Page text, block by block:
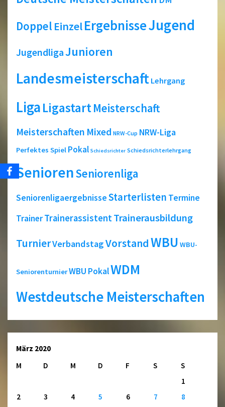
Doppel EinzelErgebnisseJugend
JugendligaJunioren
Landesmeisterschaft Lehrgang
LigaLigastartMeisterschaft
Meisterschaften Mixed NRW-Cup NRW-Liga
Perfektes Spiel Pokal Schiedsrichter Schiedsrichterlehrgang
SeniorenSeniorenliga
SeniorenligaergebnisseStarterlisten Termine
TrainerTrainerassistentTrainerausbildung
TurnierVerbandstagVorstandWBU WBU-
SeniorenturnierWBU PokalWDM
Westdeutsche Meisterschaften
März 2020
M
D M D F S
S
1
2
3 4 5 6 7
8